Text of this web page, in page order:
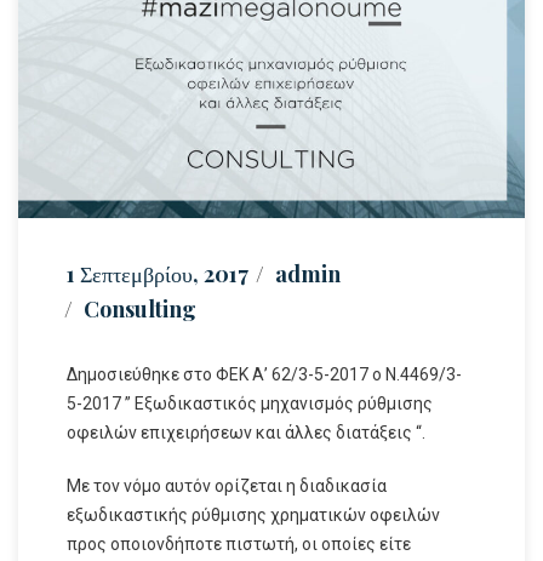
1 Σεπτεμβρίου, 2017
admin
Consulting
Δημοσιεύθηκε στο ΦΕΚ Α’ 62/3-5-2017 ο Ν.4469/3-
5-2017 ” Εξωδικαστικός μηχανισμός ρύθμισης
οφειλών επιχειρήσεων και άλλες διατάξεις “.
Με τον νόμο αυτόν ορίζεται η διαδικασία
εξωδικαστικής ρύθμισης χρηματικών οφειλών
προς οποιονδήποτε πιστωτή, οι οποίες είτε